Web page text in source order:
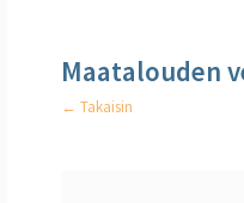
Maatalouden
← Takaisin